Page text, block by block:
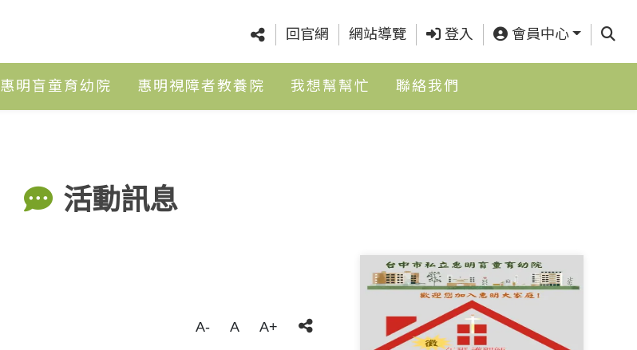
回官網 網站導覽 登入 會員中心 查詢
惠明盲童育幼院 惠明視障者教養院 我想幫幫忙 聯絡我們
活動訊息
A-
A A+